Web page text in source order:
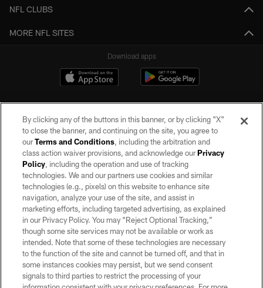
NFL CLUBS
MORE NFL SITES
Download apps
©2026 by the Las Vegas Raiders. All rights reserved. No portion of this site
may be reproduced without the express written permission of the Las Vegas
Raiders.
PRIVACY POLICY
TERMS OF SERVICE
ACCESSIBILITY
AD CHOICES
YOUR PRIVACY CHOICES
By clicking any of the buttons in this banner, or by clicking "X"
to close the banner, and continuing on the site, you agree to
ourTerms and Conditions, including the arbitration and
class action waiver provisions, and acknowledge ourPrivacy
Policy, including the operation and use of tracking
technologies. We and our partners use cookies and similar
technologies (e.g., pixels) on this website to enhance site
navigation, analyze your use of the site, and assist in
marketing efforts, including targeted advertising, as explained
in our Privacy Policy. You may “Reject Optional Tracking,”
though some site services may not be available or work as
intended. Note that some of these technologies are necessary
to the function of the site and cannot be turned off, and that in
some instances cookies may persist, but we send consent
signals to third parties to restrict the processing of your